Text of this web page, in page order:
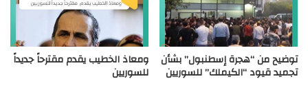
توضيح من “هجرة إسطنبول” بشأن
تجميد قيود “الكيملك” للسوريين
ومعاذ الخطيب يقدم مقترحاً جديداً
للسوريين